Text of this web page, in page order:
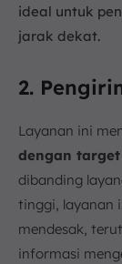
ideal untuk
jarak dekat.
2.
Layanan ini
dengan
dibanding
tinggi, layanan
mendesak,
informasi